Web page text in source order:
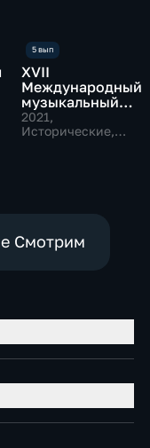
ХVII
Международный
музыкальный
фестиваль
"Московский
2021,
Исторические,
Смотрим